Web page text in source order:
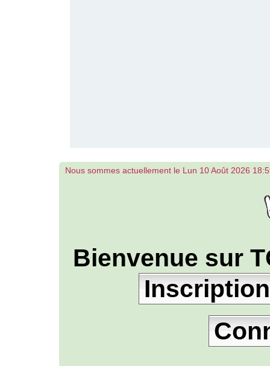
Nous sommes actuellement le Lun 10 Août 2026
Bienvenue sur
Inscription